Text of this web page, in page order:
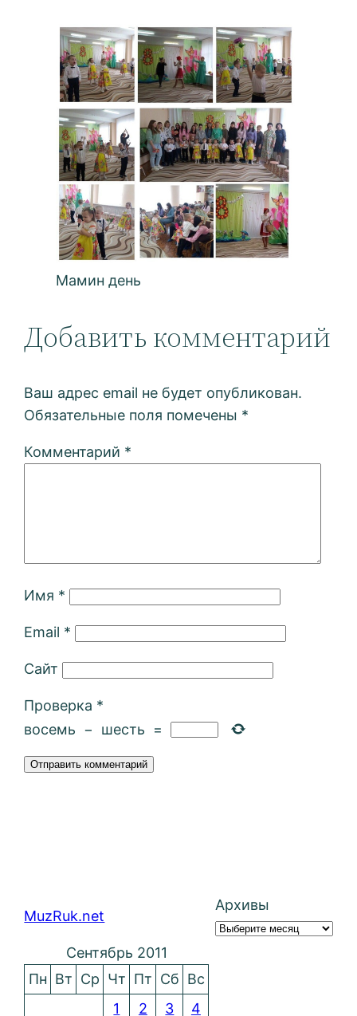
Мамин день
Добавить комментарий
Ваш адрес email не будет опубликован.
Обязательные поля помечены *
Комментарий *
Имя *
Email *
Сайт
Проверка *
восемь − шесть =
MuzRuk.net
Архивы
Сентябрь 2011
Пн Вт Ср Чт Пт Сб Вс
1
2 3 4